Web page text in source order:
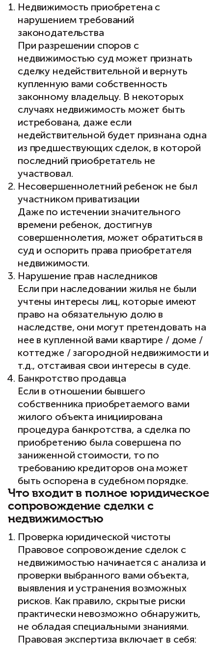
Недвижимость приобретена с
нарушением требований
законодательства
При разрешении споров с
недвижимостью суд может признать
сделку недействительной и вернуть
купленную вами собственность
законному владельцу. В некоторых
случаях недвижимость может быть
истребована, даже если
недействительной будет признана одна
из предшествующих сделок, в которой
последний приобретатель не
участвовал.
Несовершеннолетний ребенок не был
участником приватизации
Даже по истечении значительного
времени ребенок, достигнув
совершеннолетия, может обратиться в
суд и оспорить права приобретателя
недвижимости.
Нарушение прав наследников
Если при наследовании жилья не были
учтены интересы лиц, которые имеют
право на обязательную долю в
наследстве, они могут претендовать на
нее в купленной вами квартире / доме /
коттедже / загородной недвижимости и
т.д., отстаивая свои интересы в суде.
Банкротство продавца
Если в отношении бывшего
собственника приобретаемого вами
жилого объекта инициирована
процедура банкротства, а сделка по
приобретению была совершена по
заниженной стоимости, то по
требованию кредиторов она может
быть оспорена в судебном порядке.
Что входит в полное юридическое
сопровождение сделки с
недвижимостью
Проверка юридической чистоты
Правовое сопровождение сделок с
недвижимостью начинается с анализа и
проверки выбранного вами объекта,
выявления и устранения возможных
рисков. Как правило, скрытые риски
практически невозможно обнаружить,
не обладая специальными знаниями.
Правовая экспертиза включает в себя: